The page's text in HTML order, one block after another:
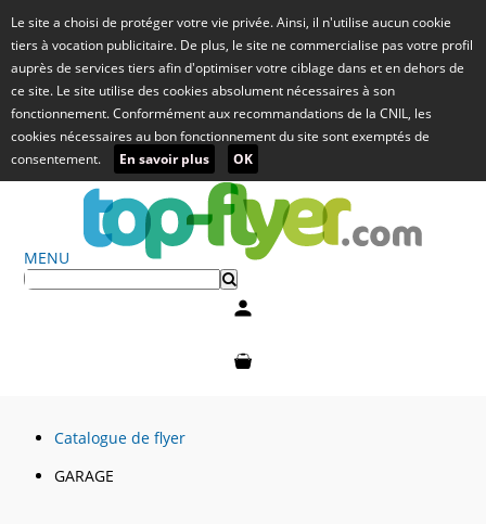
Le site a choisi de protéger votre vie privée. Ainsi, il n'utilise aucun cookie
tiers à vocation publicitaire. De plus, le site ne commercialise pas votre profil
auprès de services tiers afin d'optimiser votre ciblage dans et en dehors de
ce site. Le site utilise des cookies absolument nécessaires à son
fonctionnement. Conformément aux recommandations de la CNIL, les
cookies nécessaires au bon fonctionnement du site sont exemptés de
consentement.
En savoir plus OK
MENU
Catalogue de flyer
GARAGE